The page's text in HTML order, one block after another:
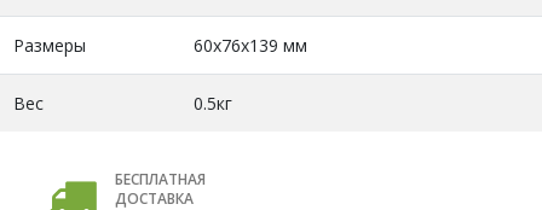
Размеры 60x76x139 мм
Вес 0.5кг
БЕСПЛАТНАЯ
ДОСТАВКА